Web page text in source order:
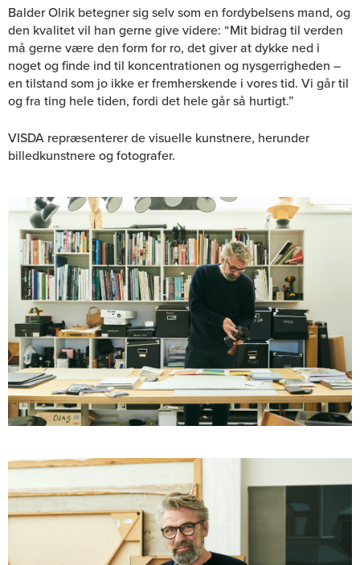
Balder Olrik betegner sig selv som en fordybelsens mand, og
den kvalitet vil han gerne give videre: “Mit bidrag til verden
må gerne være den form for ro, det giver at dykke ned i
noget og finde ind til koncentrationen og nysgerrigheden –
en tilstand som jo ikke er fremherskende i vores tid. Vi går til
og fra ting hele tiden, fordi det hele går så hurtigt.”
VISDA repræsenterer de visuelle kunstnere, herunder
billedkunstnere og fotografer.